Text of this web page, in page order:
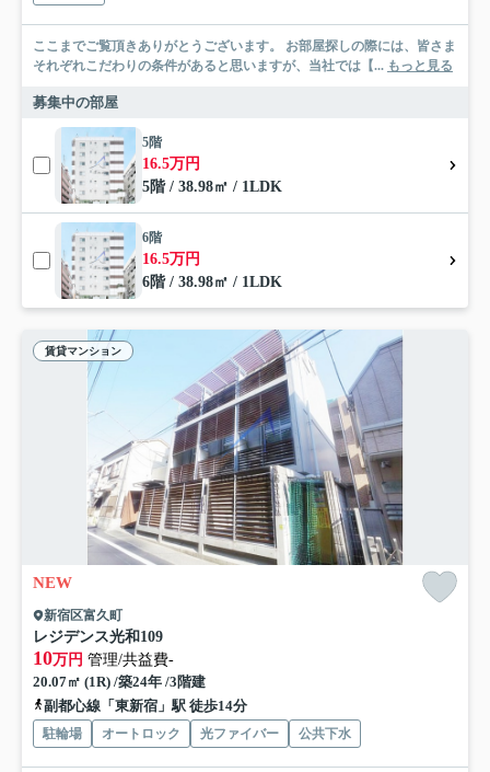
ここまでご覧頂きありがとうございます。 お部屋探しの際には、皆さま
それぞれこだわりの条件があると思いますが、当社では【... もっと見る
募集中の部屋
5階
16.5万円
5階 / 38.98㎡ / 1LDK
6階
16.5万円
6階 / 38.98㎡ / 1LDK
賃貸マンション
NEW
新宿区富久町
レジデンス光和109
10万円 管理/共益費-
20.07㎡ (1R) /築24年 /3階建
副都心線「東新宿」駅 徒歩14分
駐輪場 オートロック 光ファイバー 公共下水